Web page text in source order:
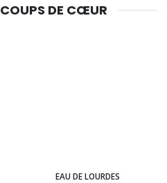
DE CŒUR
EAU DE LOURDES